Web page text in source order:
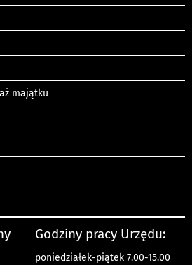
majątku
Godziny pracy Urzędu:
poniedziałek-piątek 7.00-15.00